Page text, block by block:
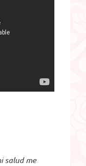
salud me